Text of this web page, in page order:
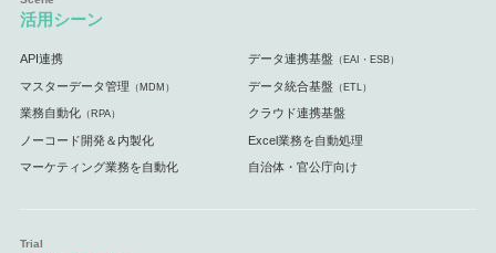
活用シーン
API連携 データ連携基盤 （EAI・ESB）
マスターデータ管理 （MDM） データ統合基盤 （ETL）
業務自動化（RPA） クラウド連携基盤
ノーコード開発＆内製化 Excel業務を自動処理
マーケティング業務を自動化 自治体・官公庁向け